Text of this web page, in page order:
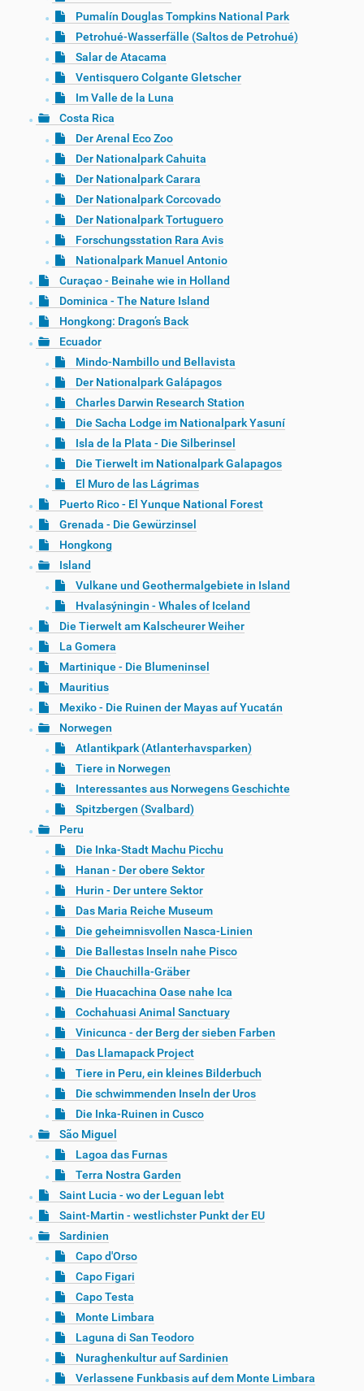
Pumalín Douglas Tompkins National Park
Petrohué-Wasserfälle (Saltos de Petrohué)
Salar de Atacama
Ventisquero Colgante Gletscher
Im Valle de la Luna
Costa Rica
Der Arenal Eco Zoo
Der Nationalpark Cahuita
Der Nationalpark Carara
Der Nationalpark Corcovado
Der Nationalpark Tortuguero
Forschungsstation Rara Avis
Nationalpark Manuel Antonio
Curaçao - Beinahe wie in Holland
Dominica - The Nature Island
Hongkong: Dragon’s Back
Ecuador
Mindo-Nambillo und Bellavista
Der Nationalpark Galápagos
Charles Darwin Research Station
Die Sacha Lodge im Nationalpark Yasuní
Isla de la Plata - Die Silberinsel
Die Tierwelt im Nationalpark Galapagos
El Muro de las Lágrimas
Puerto Rico - El Yunque National Forest
Grenada - Die Gewürzinsel
Hongkong
Island
Vulkane und Geothermalgebiete in Island
Hvalasýningin - Whales of Iceland
Die Tierwelt am Kalscheurer Weiher
La Gomera
Martinique - Die Blumeninsel
Mauritius
Mexiko - Die Ruinen der Mayas auf Yucatán
Norwegen
Atlantikpark (Atlanterhavsparken)
Tiere in Norwegen
Interessantes aus Norwegens Geschichte
Spitzbergen (Svalbard)
Peru
Die Inka-Stadt Machu Picchu
Hanan - Der obere Sektor
Hurin - Der untere Sektor
Das Maria Reiche Museum
Die geheimnisvollen Nasca-Linien
Die Ballestas Inseln nahe Pisco
Die Chauchilla-Gräber
Die Huacachina Oase nahe Ica
Cochahuasi Animal Sanctuary
Vinicunca - der Berg der sieben Farben
Das Llamapack Project
Tiere in Peru, ein kleines Bilderbuch
Die schwimmenden Inseln der Uros
Die Inka-Ruinen in Cusco
São Miguel
Lagoa das Furnas
Terra Nostra Garden
Saint Lucia - wo der Leguan lebt
Saint-Martin - westlichster Punkt der EU
Sardinien
Capo d'Orso
Capo Figari
Capo Testa
Monte Limbara
Laguna di San Teodoro
Nuraghenkultur auf Sardinien
Verlassene Funkbasis auf dem Monte Limbara